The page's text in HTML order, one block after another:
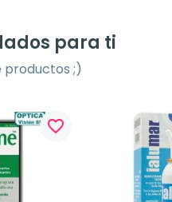
para ti
productos ;)
favorite_border